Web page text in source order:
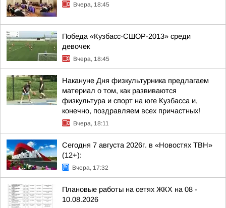
Вчера, 18:45
Победа «Кузбасс-СШОР-2013» среди
девочек
Вчера, 18:45
Накануне Дня физкультурника предлагаем
материал о том, как развиваются
физкультура и спорт на юге Кузбасса и,
конечно, поздравляем всех причастных!
Вчера, 18:11
Сегодня 7 августа 2026г. в «Новостях ТВН»
(12+):
Вчера, 17:32
Плановые работы на сетях ЖКХ на 08 -
10.08.2026